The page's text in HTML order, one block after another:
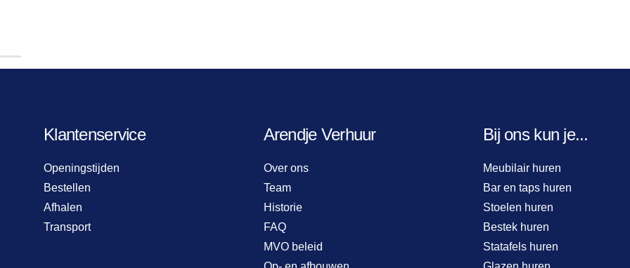
Klantenservice
Openingstijden
Bestellen
Afhalen
Transport
Arendje Verhuur
Over ons
Team
Historie
FAQ
MVO beleid
Bij ons kun je...
Meubilair huren
Bar en taps huren
Stoelen huren
Bestek huren
Statafels huren